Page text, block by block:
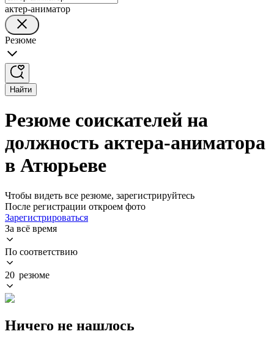
актер-аниматор
Резюме
Найти
Резюме соискателей на
должность актера-аниматора
в Атюрьеве
Чтобы видеть все резюме, зарегистрируйтесь
После регистрации откроем фото
Зарегистрироваться
За всё время
По соответствию
20 резюме
Ничего не нашлось